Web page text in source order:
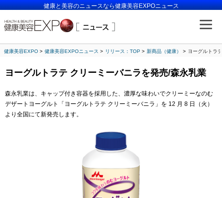
健康と美容のニュースなら健康美容EXPOニュース
健康美容EXPO 健康美容EXPOニュース リリース：TOP 新商品（健康） ヨーグルトラ
ヨーグルトラテ クリーミーバニラを発売/森永乳業
森永乳業は、キャップ付き容器を採用した、濃厚な味わいでクリーミーなのむ
デザートヨーグルト「ヨーグルトラテ クリーミーバニラ」を 12 月 8 日（火）
より全国にて新発売します。